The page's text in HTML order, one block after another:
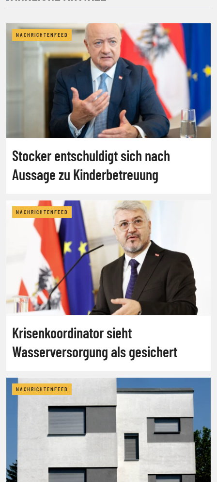
NACHRICHTENFEED
Stocker entschuldigt sich nach
Aussage zu Kinderbetreuung
NACHRICHTENFEED
Krisenkoordinator sieht
Wasserversorgung als gesichert
NACHRICHTENFEED